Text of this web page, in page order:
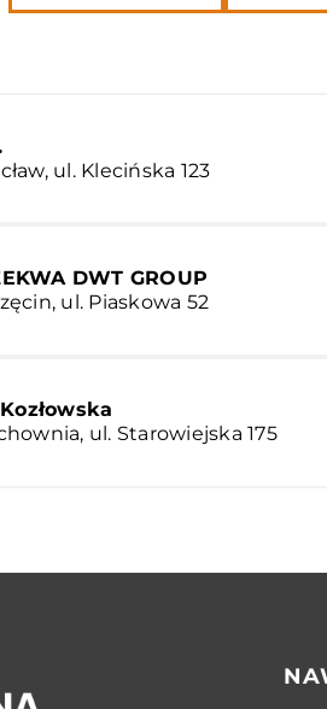
ul. Klecińska 123
DWT GROUP
ul. Piaskowa 52
ul. Starowiejska 175